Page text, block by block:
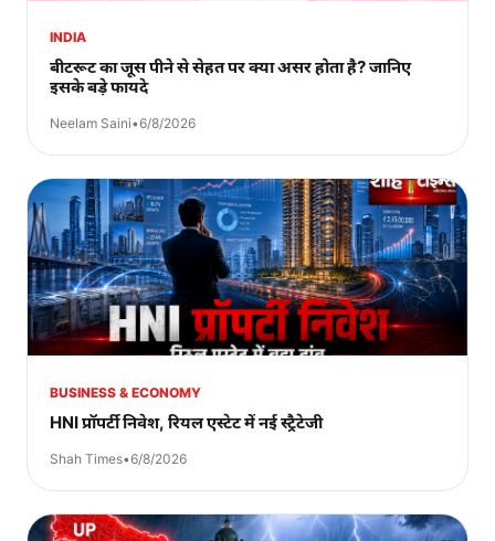
INDIA
बीटरूट का जूस पीने से सेहत पर क्या असर होता है? जानिए
इसके बड़े फायदे
Neelam Saini•6/8/2026
BUSINESS & ECONOMY
HNI प्रॉपर्टी निवेश, रियल एस्टेट में नई स्ट्रैटेजी
Shah Times•6/8/2026